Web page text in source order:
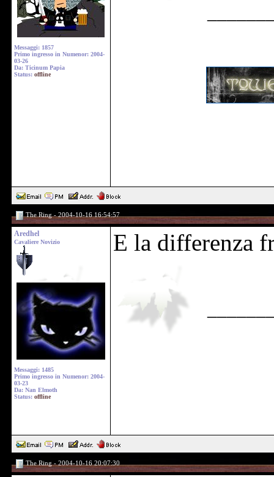
Messaggi: 1857
Primo ingresso in Numenor: 2004-
03-26
Da: Ticinum Papia
Status: offline
The Ring - 2004-10-16 16:54:57
Aredhel
Cavaliere Novizio
Messaggi: 1485
Primo ingresso in Numenor: 2004-
03-23
Da: Nan Elmoth
Status: offline
E la differenza
The Ring - 2004-10-16 20:07:30